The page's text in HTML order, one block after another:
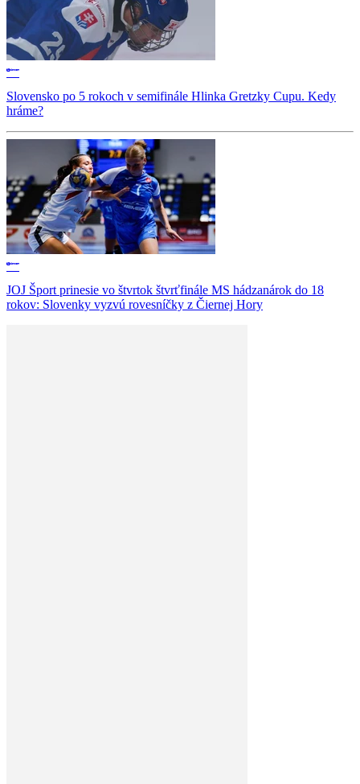
Slovensko po 5 rokoch v semifinále Hlinka Gretzky Cupu. Kedy
hráme?
JOJ Šport prinesie vo štvrtok štvrťfinále MS hádzanárok do 18
rokov: Slovenky vyzvú rovesníčky z Čiernej Hory